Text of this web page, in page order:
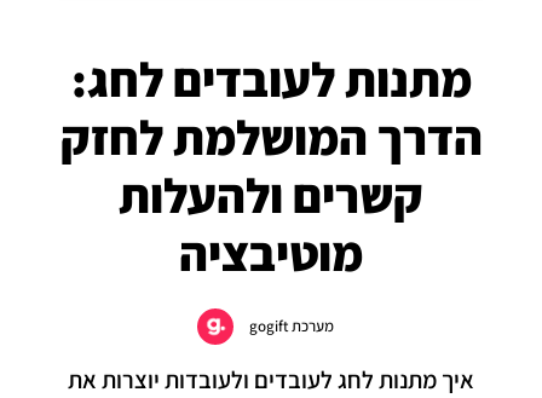
מתנות לעובדים לחג:
הדרך המושלמת לחזק
קשרים ולהעלות
מוטיבציה
מערכת gogift
איך מתנות לחג לעובדים ולעובדות יוצרות את